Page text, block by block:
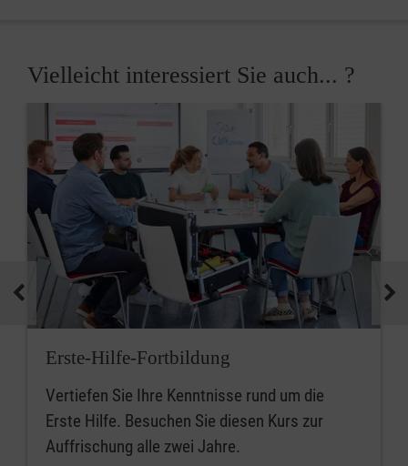
Vielleicht interessiert Sie auch... ?
Erste-Hilfe-Fortbildung
Vertiefen Sie Ihre Kenntnisse rund um die
Erste Hilfe. Besuchen Sie diesen Kurs zur
Auffrischung alle zwei Jahre.